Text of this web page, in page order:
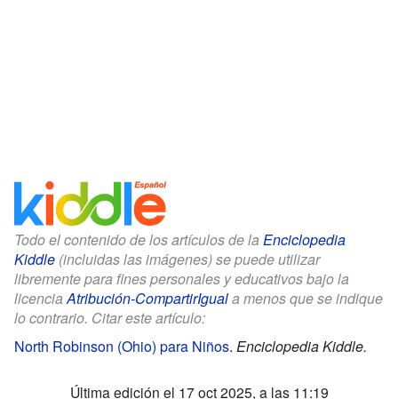
Todo el contenido de los artículos de la Enciclopedia
Kiddle (incluidas las imágenes) se puede utilizar
libremente para fines personales y educativos bajo la
licenciaAtribución-CompartirIguala menos que se indique
lo contrario. Citar este artículo:
North Robinson (Ohio) para Niños. Enciclopedia Kiddle.
Última edición el 17 oct 2025, a las 11:19